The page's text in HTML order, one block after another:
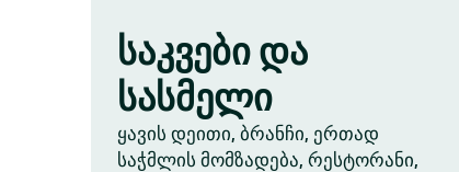
საკვები და
სასმელი
ყავის დეითი, ბრანჩი, ერთად
საჭმლის მომზადება, რესტორანი,